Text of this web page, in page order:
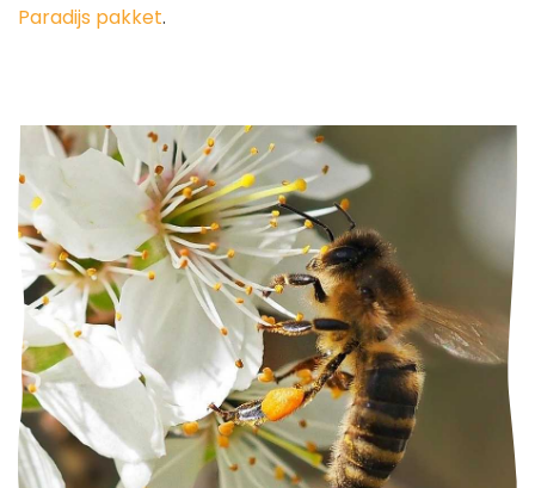
Paradijs pakket.